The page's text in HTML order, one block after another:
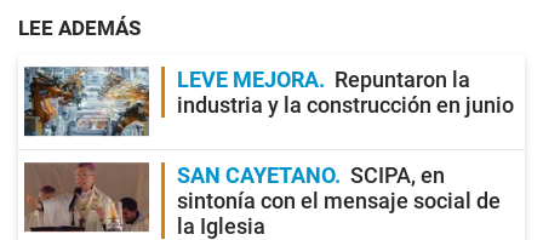
LEE ADEMÁS
LEVE MEJORA
Repuntaron la
industria y la construcción en junio
SAN CAYETANO
SCIPA, en
sintonía con el mensaje social de
la Iglesia